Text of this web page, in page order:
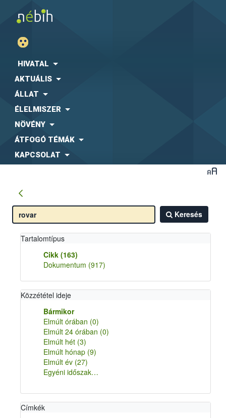
HIVATAL
AKTUÁLIS
ÁLLAT
ÉLELMISZER
NÖVÉNY
ÁTFOGÓ TÉMÁK
KAPCSOLAT
Keresés
Tartalomtípus
Cikk (163)
Dokumentum (917)
Közzététel ideje
Bármikor
Elmúlt órában (0)
Elmúlt 24 órában (0)
Elmúlt hét (3)
Elmúlt hónap (9)
Elmúlt év (27)
Egyéni időszak…
Címkék